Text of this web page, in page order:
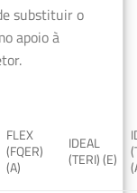
substituir o
apoio à
FLEX
(FQER)
(A)
IDEAL
(TERI) (E)